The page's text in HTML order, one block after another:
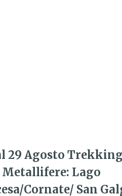
29 Agosto
Lago
Cornate/ San